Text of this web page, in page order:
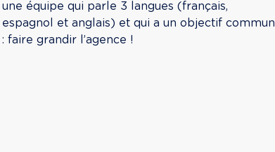
une équipe qui parle 3 langues (français,
espagnol et anglais) et qui a un objectif commun
: faire grandir l’agence !